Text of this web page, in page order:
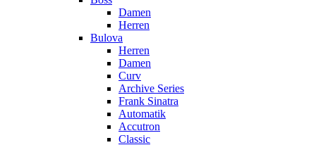
Damen
Herren
Bulova
Herren
Damen
Curv
Archive Series
Frank Sinatra
Automatik
Accutron
Classic